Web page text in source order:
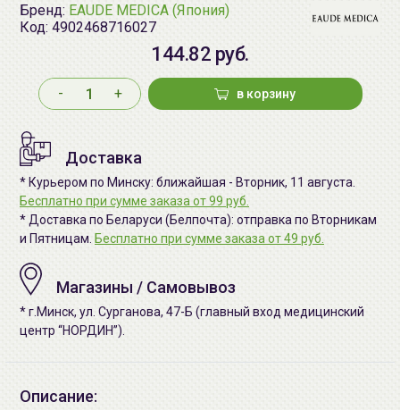
Бренд: EAUDE MEDICA (Япония)
Код: 4902468716027
144.82 руб.
- + в корзину
Доставка
* Курьером по Минску: ближайшая - Вторник, 11 августа.
Бесплатно при сумме заказа от 99 руб.
* Доставка по Беларуси (Белпочта): отправка по Вторникам
и Пятницам. Бесплатно при сумме заказа от 49 руб.
Магазины / Самовывоз
* г.Минск, ул. Сурганова, 47-Б (главный вход медицинский
центр “НОРДИН”).
Описание: